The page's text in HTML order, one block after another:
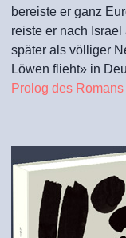
bereiste er ganz
reiste er nach
später als völliger
Löwen flieht» in
Prolog des Romans